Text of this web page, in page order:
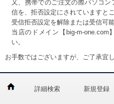
又、携帯でのご注文の際パソコ
信を、拒否設定にされていますと
受信拒否設定を解除または受信可
当店のドメイン【big-m-one.com
い。
お手数ではございますが、ご了承宜
詳細検索 新規登録